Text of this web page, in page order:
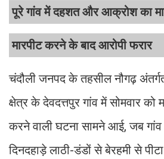
पूरे गांव में दहशत और आक्रोश का
मारपीट करने के बाद आरोपी फरार
चंदौली जनपद के तहसील नौगढ़
क्षेत्र के देवदत्तपुर गांव में सोमवार को
करने वाली घटना सामने आई, जब
दिनदहाड़े लाठी-डंडों से बेरहमी से